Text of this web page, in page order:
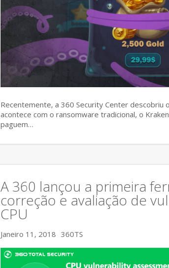
Recentemente, a 360 Security Center descobriu
acontece com o ransomware tradicional, o
paguem…
A 360 lançou a primeira
correção e avaliação de
CPU
Janeiro 11, 2018 360TS